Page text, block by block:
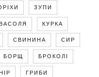
ЗУПИ
КУРКА
СВИНИНА СИР
БОРЩ БРОКОЛІ
ГРИБИ